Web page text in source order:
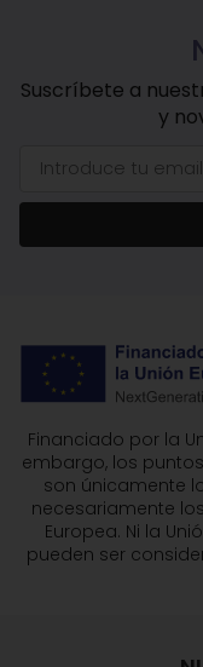
Suscríbete a
y
Financiado por la
embargo, los
son únicamente
necesariamente
Europea. Ni la
pueden ser